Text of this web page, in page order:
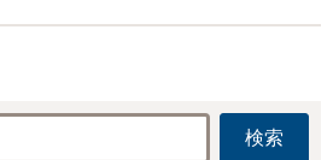
【地域密着】
検索